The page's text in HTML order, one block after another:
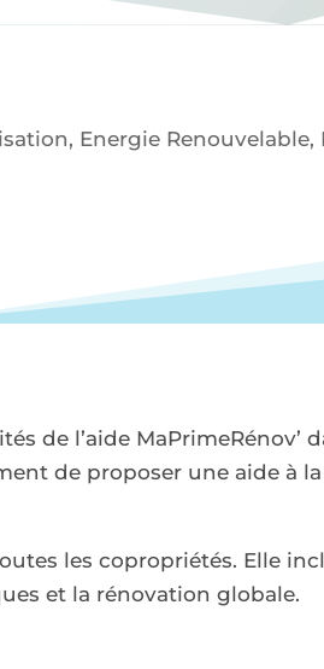
, Energie Renouvelable,
de l’aide MaPrimeRénov’
de proposer une aide à
les copropriétés. Elle
et la rénovation globale.